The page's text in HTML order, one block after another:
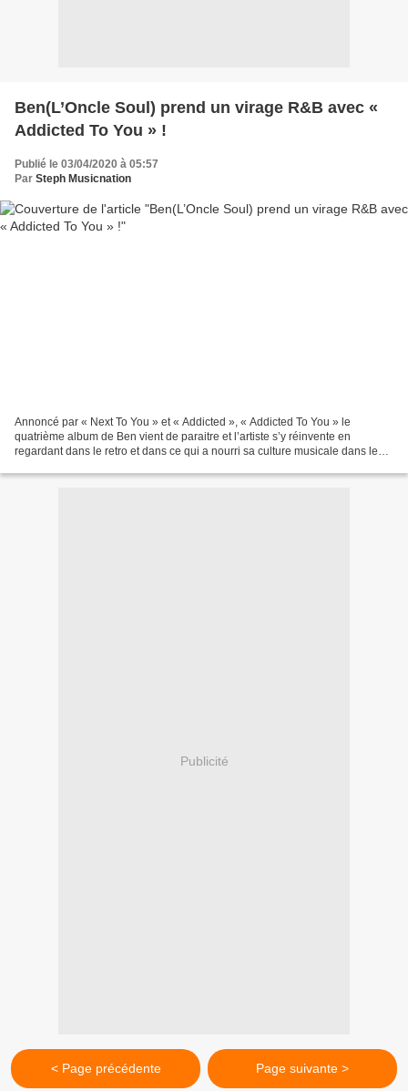
Ben(L’Oncle Soul) prend un virage R&B avec «
Addicted To You » !
Publié le 03/04/2020 à 05:57
Par Steph Musicnation
Annoncé par « Next To You » et « Addicted », « Addicted To You » le
quatrième album de Ben vient de paraitre et l’artiste s’y réinvente en
regardant dans le retro et dans ce qui a nourri sa culture musicale dans les
Publicité
< Page précédente Page suivante >